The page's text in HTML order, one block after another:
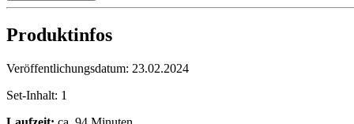
Produktinfos
Veröffentlichungsdatum: 23.02.2024
Set-Inhalt: 1